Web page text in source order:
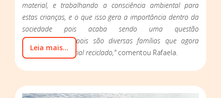
material, e trabalhando a consciência ambiental para
estas crianças, e o que isso gera a importância dentro da
sociedade pois acaba sendo uma questão
socioeconômica, pois são diversas famílias que agora
vivem desta material reciclado,”comentou Rafaela.
Leia mais...